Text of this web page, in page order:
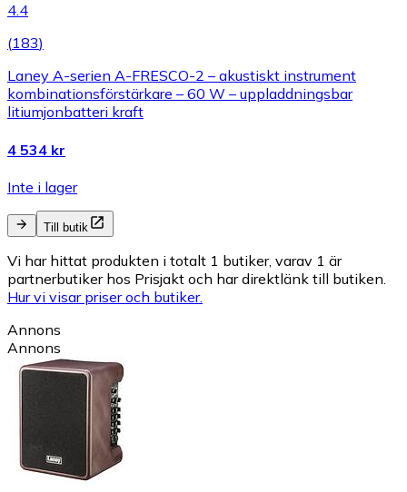
4.4
(183)
Laney A-serien A-FRESCO-2 – akustiskt instrument
kombinationsförstärkare – 60 W – uppladdningsbar
litiumjonbatteri kraft
4 534 kr
Inte i lager
Till butik
Vi har hittat produkten i totalt 1 butiker, varav 1 är
partnerbutiker hos Prisjakt och har direktlänk till butiken.
Hur vi visar priser och butiker.
Annons
Annons